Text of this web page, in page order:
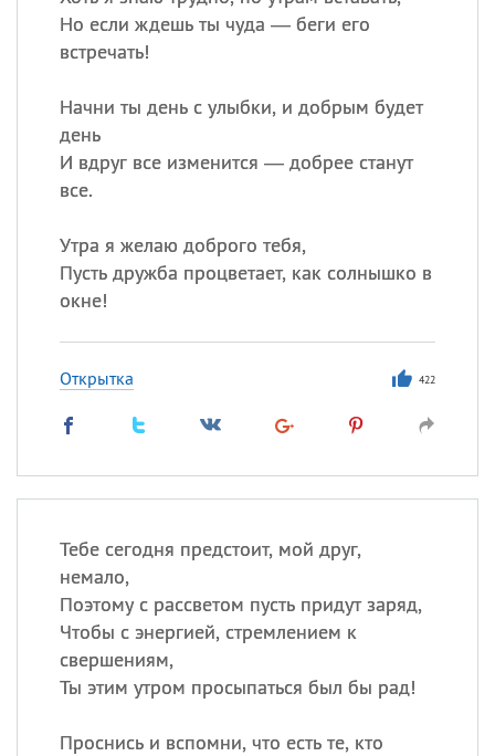
Но если ждешь ты чуда — беги его
встречать!
Начни ты день с улыбки, и добрым будет
день
И вдруг все изменится — добрее станут
все.
Утра я желаю доброго тебя,
Пусть дружба процветает, как солнышко в
окне!
Открытка 422
Тебе сегодня предстоит, мой друг,
немало,
Поэтому с рассветом пусть придут заряд,
Чтобы с энергией, стремлением к
свершениям,
Ты этим утром просыпаться был бы рад!
Проснись и вспомни, что есть те, кто